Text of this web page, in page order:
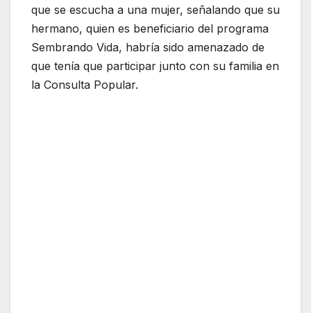
que se escucha a una mujer, señalando que su
hermano, quien es beneficiario del programa
Sembrando Vida, habría sido amenazado de
que tenía que participar junto con su familia en
la Consulta Popular.